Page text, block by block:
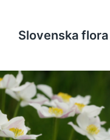
Slovenska flora